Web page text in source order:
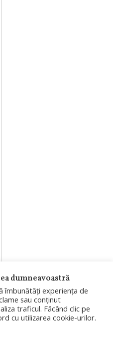
dumneavoastră
îmbunătăți experiența de
sau conținut
traficul. Făcând clic pe
cu utilizarea cookie-urilor.